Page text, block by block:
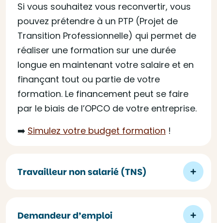
Si vous souhaitez vous reconvertir, vous
pouvez prétendre à un PTP (Projet de
Transition Professionnelle) qui permet de
réaliser une formation sur une durée
longue en maintenant votre salaire et en
finançant tout ou partie de votre
formation. Le financement peut se faire
par le biais de l’OPCO de votre entreprise.
➡️ Simulez votre budget formation !
Travailleur non salarié (TNS)
Demandeur d’emploi